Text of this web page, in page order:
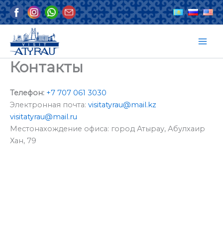
Перейти
к
содержимому
Контакты
Телефон: +7 707 061 3030
Электронная почта: visitatyrau@mail.kz
visitatyrau@mail.ru
Местонахождение офиса: город Атырау, Абулхаир
Хан, 79